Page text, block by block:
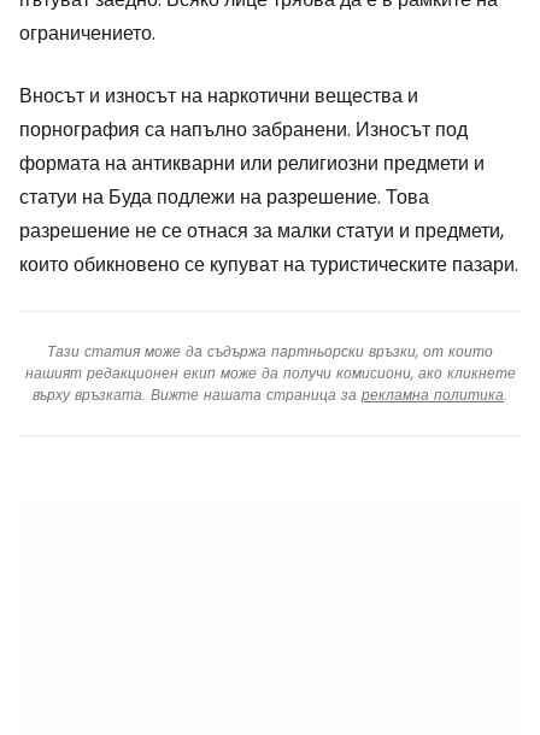
ограничението.
Вносът и износът на наркотични вещества и
порнография са напълно забранени. Износът под
формата на антикварни или религиозни предмети и
статуи на Буда подлежи на разрешение. Това
разрешение не се отнася за малки статуи и предмети,
които обикновено се купуват на туристическите пазари.
Тази статия може да съдържа партньорски връзки, от които
нашият редакционен екип може да получи комисиони, ако кликнете
върху връзката. Вижте нашата страница за рекламна политика.